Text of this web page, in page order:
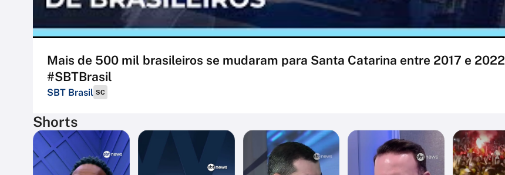
Mais de 500 mil brasileiros se mudaram para Santa Catarina entre 2017 e 2022 |
#SBTBrasil
SBT Brasil SC
Shorts